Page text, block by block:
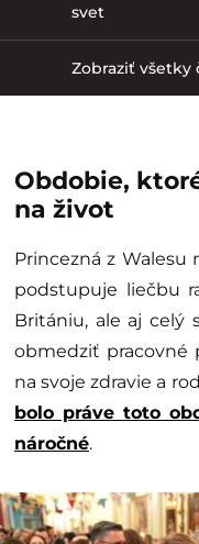
svet
Zobraziť všetky
Obdobie,
na život
Princezná z Walesu
podstupuje liečbu
Britániu, ale aj celý
obmedziť pracovné
na svoje zdravie a
bolo práve toto
náročné.